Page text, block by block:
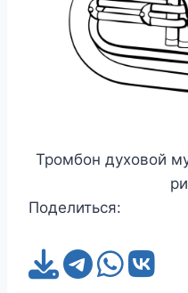
Тромбон духовой
Поделиться: